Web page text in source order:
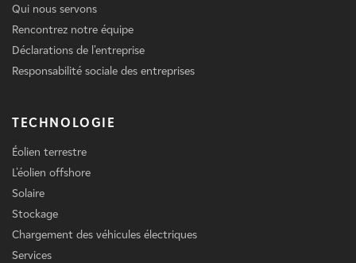
Qui nous servons
Rencontrez notre équipe
Déclarations de l'entreprise
Responsabilité sociale des entreprises
TECHNOLOGIE
Éolien terrestre
L'éolien offshore
Solaire
Stockage
Chargement des véhicules électriques
Services